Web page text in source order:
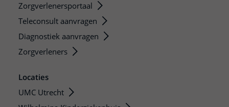
Zorgverlenersportaal
Teleconsult aanvragen
Diagnostiek aanvragen
Zorgverleners
Locaties
UMC Utrecht